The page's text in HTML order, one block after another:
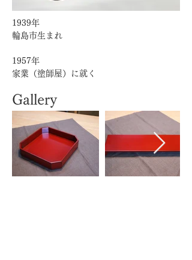
1939年
輪島市生まれ
1957年
家業（塗師屋）に就く
Gallery